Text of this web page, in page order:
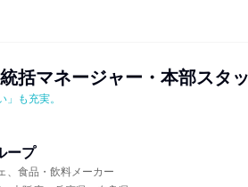
括マネージャー・本部スタ
も充実。
ープ
、食品・飲料メーカー